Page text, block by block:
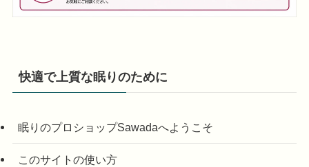
快適で上質な眠りのために
眠りのプロショップSawadaへようこそ
このサイトの使い方